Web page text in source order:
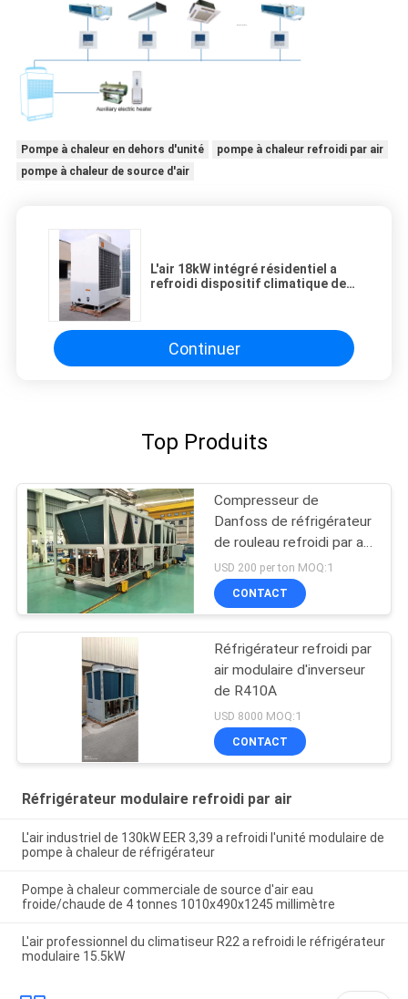
Pompe à chaleur en dehors d'unité
pompe à chaleur refroidi par air
pompe à chaleur de source d'air
L'air 18kW intégré résidentiel a
refroidi dispositif climatique de
Continuer
Top Produits
Compresseur de
Danfoss de réfrigérateur
de rouleau refroidi par air
modulaire de R410A
345kW
USD 200 per ton MOQ:1
CONTACT
Réfrigérateur refroidi par
air modulaire d'inverseur
de R410A
USD 8000 MOQ:1
CONTACT
Réfrigérateur modulaire refroidi par air
L'air industriel de 130kW EER 3,39 a refroidi l'unité modulaire de
pompe à chaleur de réfrigérateur
Pompe à chaleur commerciale de source d'air eau
froide/chaude de 4 tonnes 1010x490x1245 millimètre
L'air professionnel du climatiseur R22 a refroidi le réfrigérateur
modulaire 15.5kW